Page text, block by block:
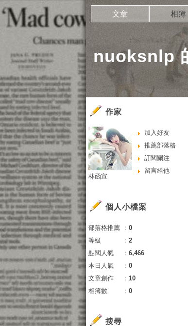
nuoksnlp
文章 相簿
作家
加入好友
推薦部落格
訂閱關注
留言給他
林函宣
個人小檔案
部落格推薦 ： 0
等級
： 2
點閱人氣
： 6,466
本日人氣
： 0
文章創作
： 10
相簿數
： 0
搜尋